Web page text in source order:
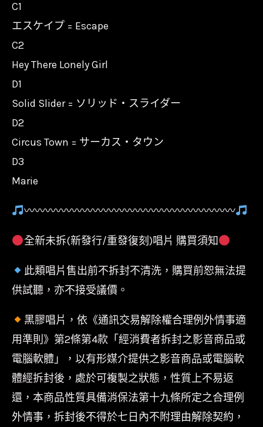
C1
エスケイプ = Escape
C2
Hey There Lonely Girl
D1
Solid Slider = ソリッド・スライダー
D2
Circus Town = サーカス・タウン
D3
Marie
〰〰〰〰〰〰〰〰〰〰〰〰〰〰〰〰〰〰〰〰
全新未拆(新發行/重發復刻)唱片 購買須知
此類唱片售出前不拆封不清洗，購買前恕無法提
供試聽，亦不接受議價。
黑膠唱片，依《通訊交易解除權合理例外情事適
用準則》第2條第4款「經消費者拆封之影音商品或
電腦軟體」，以有形媒介提供之影音商品或電腦軟
體經拆封後，處於可複製之狀態，性質上不易返
還，本商品性質具備消保法第十九條所定之合理例
外情事，拆封後不得於七日內不附理由解除契約，